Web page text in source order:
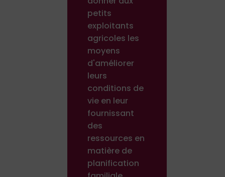
petits
exploitants
agricoles les
moyens
d'améliorer
leurs
conditions de
vie en leur
fournissant
des
ressources en
matière de
planification